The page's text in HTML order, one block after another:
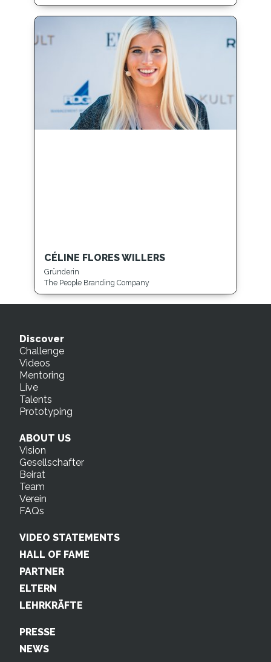
CÉLINE FLORES WILLERS
Gründerin
The People Branding Company
Discover
Challenge
Videos
Mentoring
Live
Talents
Prototyping
ABOUT US
Vision
Gesellschafter
Beirat
Team
Verein
FAQs
VIDEO STATEMENTS
HALL OF FAME
PARTNER
ELTERN
LEHRKRÄFTE
PRESSE
NEWS